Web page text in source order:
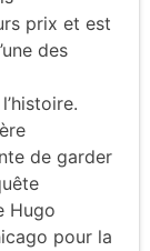
prix et est
des
de garder
Hugo
pour la